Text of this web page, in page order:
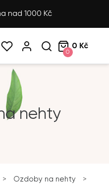
nad 1000 Kč
0
0 Kč
nehty
> Ozdoby na nehty
>